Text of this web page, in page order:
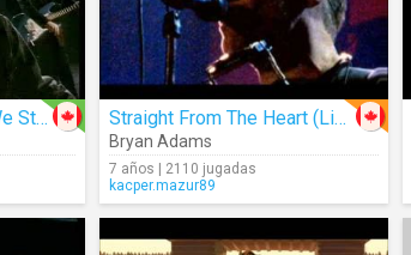
Can't Stop This Thing We Started Straight From The Heart (Live)
Bryan Adams
7 años | 2110 jugadas
kacper.mazur89